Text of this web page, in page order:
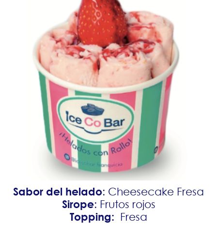
Sabor del helado: Cheesecake Fresa
Sirope: Frutos rojos
Topping: Fresa